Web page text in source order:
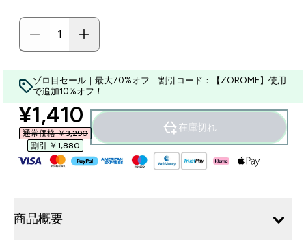
ゾロ目セール｜最大70%オフ｜割引コード：【ZOROME】使用
で追加10%オフ！
discounted price
¥1,410‎
通常価格 ￥3,290‎
割引 ￥1,880‎
在庫切れ
商品概要